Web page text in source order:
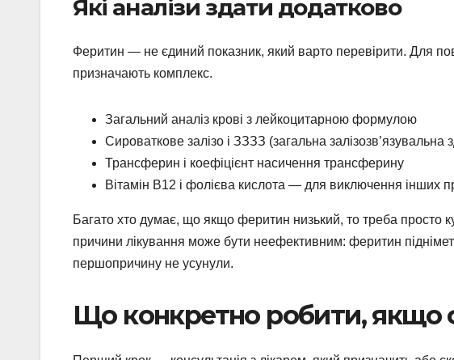
Які аналізи здати додатково
Феритин — не єдиний показник, який варто перевірити. Для
призначають комплекс.
Загальний аналіз крові з лейкоцитарною формулою
Сироваткове залізо і ЗЗЗЗ (загальна залізозв’язувальна
Трансферин і коефіцієнт насичення трансферину
Вітамін В12 і фолієва кислота — для виключення інших
Багато хто думає, що якщо феритин низький, то треба просто
причини лікування може бути неефективним: феритин
першопричину не усунули.
Що конкретно робити, якщо